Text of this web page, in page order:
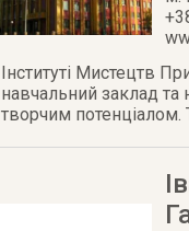
Інституті Мистецтв
навчальний заклад та
творчим потенціалом.